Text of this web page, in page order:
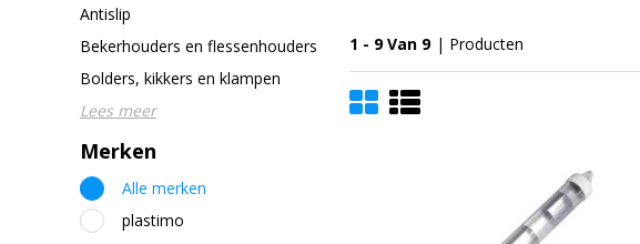
Antislip
Bekerhouders en flessenhouders
Bolders, kikkers en klampen
Lees meer
Merken
Alle merken
plastimo
1 - 9 Van 9 | Producten